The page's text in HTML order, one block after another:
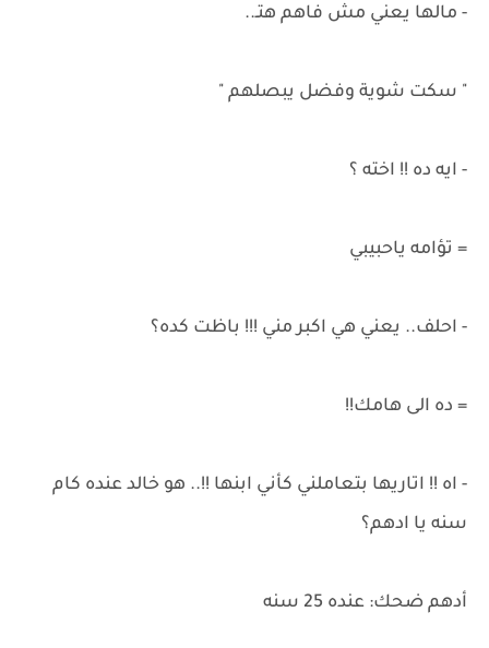
- مالها يعني مش فاهم هتـ..
" سكت شوية وفضل يبصلهم "
- ايه ده !! اخته ؟
= تؤامه ياحبيبي
- احلف.. يعني هي اكبر مني !!! باظت كده؟
= ده الى هامك!!
- اه !! اتاريها بتعاملني كأني ابنها !!.. هو خالد عنده كام
سنه يا ادهم؟
أدهم ضحك: عنده 25 سنه